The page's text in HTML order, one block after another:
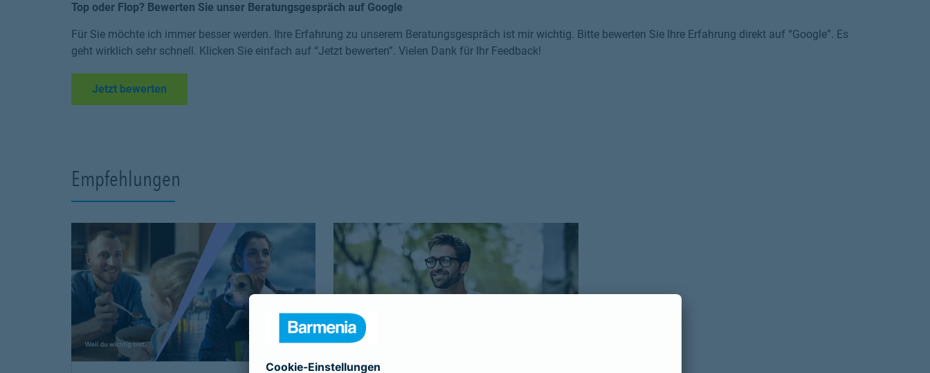
Top oder Flop? Bewerten Sie unser Beratungsgespräch auf Google
Für Sie möchte ich immer besser werden. Ihre Erfahrung zu unserem Beratungsgespräch ist mir wichtig. Bitte bewerten Sie Ihre Erfahrung direkt auf “Google”. Es
geht wirklich sehr schnell. Klicken Sie einfach auf “Jetzt bewerten”. Vielen Dank für Ihr Feedback!
Jetzt bewerten
Empfehlungen